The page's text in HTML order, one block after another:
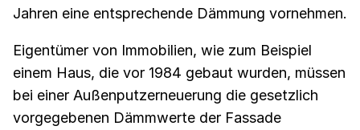
Jahren eine entsprechende Dämmung vornehmen.
Eigentümer von Immobilien, wie zum Beispiel
einem Haus, die vor 1984 gebaut wurden, müssen
bei einer Außenputzerneuerung die gesetzlich
vorgegebenen Dämmwerte der Fassade